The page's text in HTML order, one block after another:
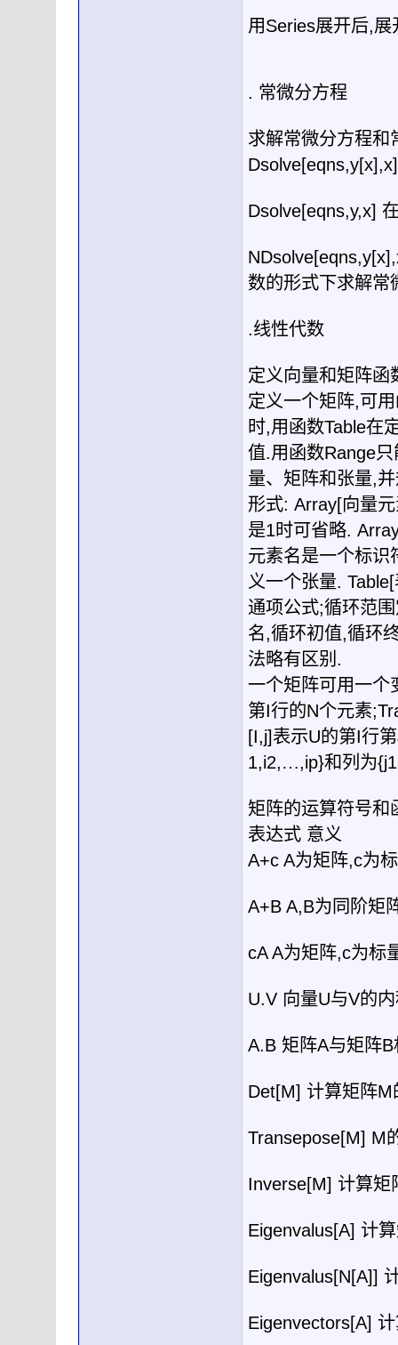
用Series展开后,展
. 常微分方程
求解常微分方程和
Dsolve[eqns,y,x]
数的形式下求解常
.线性代数
定义向量和矩阵函
定义一个矩阵,可
时,用函数Table在
值.用函数Range只
量、矩阵和张量,
形式: Array[向量
是1时可省略.
元素名是一个标识
义一个张量. Table[
通项公式;循环范
名,循环初值,循环
法略有区别 .
一个矩阵可用一个
第I行的N个元素
[I,j]表示U的第I行第
1,i2,…,ip}和列为
矩阵的运算符号和
表达式 意义
A+c A为矩阵,c为
A+B A,B为同阶矩
cA A为矩阵,c为标
U.V 向量U与V的
A.B 矩阵A与矩阵B
Det[M] 计算矩阵M
Transepose[M] M
Inverse[M] 计算矩
Eigenvalus[A] 计
Eigenvalus[N[A]]
Eigenvectors[A]